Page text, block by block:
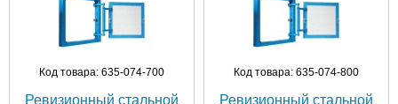
Код товара: 635-074-700
Ревизионный стальной
Код товара: 635-074-800
Ревизионный стальной